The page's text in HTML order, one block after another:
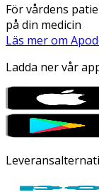
För vårdens
på din medicin
Läs mer om
Ladda ner vår